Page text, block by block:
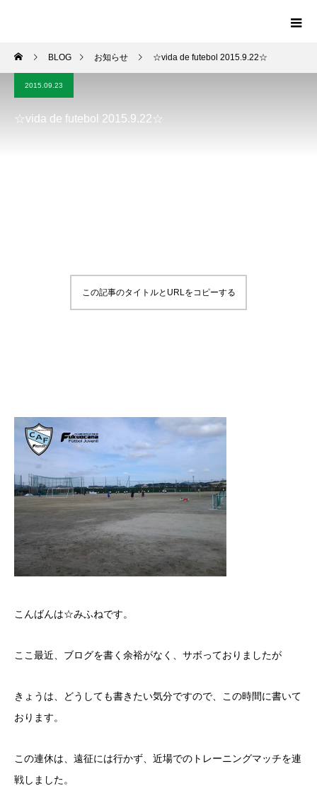
BLOG お知らせ ☆vida de futebol 2015.9.22☆
2015.09.23
☆vida de futebol 2015.9.22☆
この記事のタイトルとURLをコピーする
こんばんは☆みふねです。
ここ最近、ブログを書く余裕がなく、サボっておりましたが
きょうは、どうしても書きたい気分ですので、この時間に書いて
おります。
この連休は、遠征には行かず、近場でのトレーニングマッチを連
戦しました。